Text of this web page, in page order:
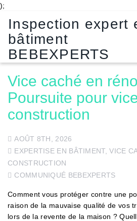
);
Inspection expert
bâtiment
BEBEXPERTS
Vice caché en
Poursuite pour
construction
AOÛT 8TH, 2026
EXPERTISE EN BÂTIMENT,VICE
CONSTRUCTION
COMMUNIQUÉ BEBEXPERTS
Comment vous protéger contre une
raison de la mauvaise qualité de vos
lors de la revente de la maison ?